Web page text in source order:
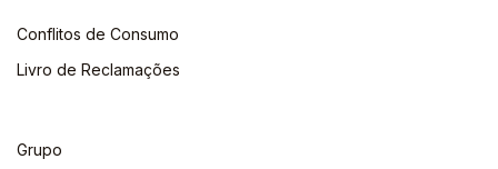
Conflitos de Consumo
Livro de Reclamações
Grupo